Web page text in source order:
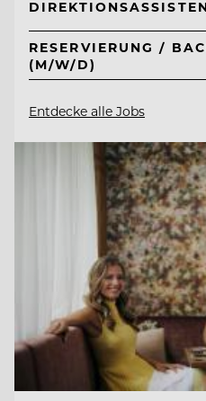
RESERVIERUNG /
(M/W/D)
Entdecke alle Jobs